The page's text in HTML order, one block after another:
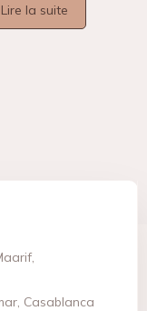
Lire la suite
Casablanca